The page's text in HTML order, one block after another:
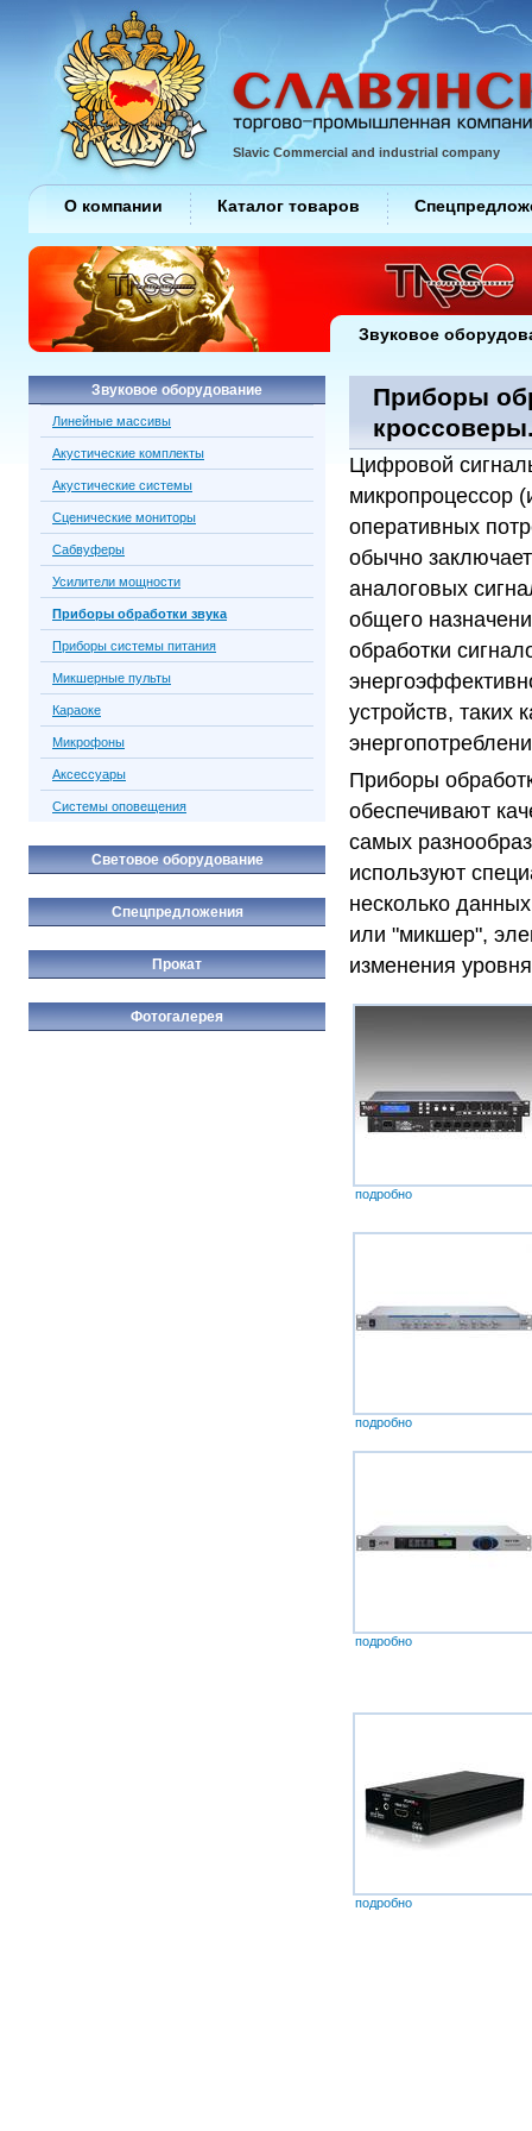
Приборы
Цифровой
микропроцессор
оперативных
обычно
аналоговых
общего
обработки
устройств, таких
Приборы
обеспечивают
самых
используют
несколько
или "микшер",
изменения
подробно
подробно
подробно
подробно
Звуковое оборудование
Линейные массивы
Акустические комплекты
Акустические системы
Сценические мониторы
Сабвуферы
Усилители мощности
Приборы обработки звука
Приборы системы питания
Микшерные пульты
Караоке
Микрофоны
Аксессуары
Системы оповещения
Световое оборудование
Спецпредложения
Прокат
Фотогалерея
Slavic Commercial and industrial company
О компании Каталог товаров
Звуковое